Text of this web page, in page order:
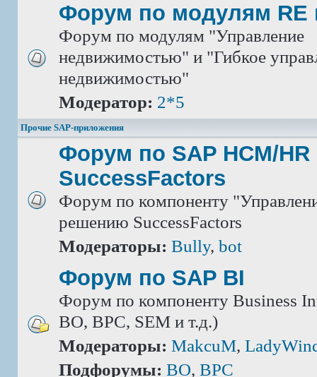
Форум по модулям RE
Форум по модулям "Управление
недвижимостью" и "Гибкое
недвижимостью"
Модератор: 2*5
Прочие SAP-приложения
Форум по SAP HCM/HR
SuccessFactors
Форум по компоненту
решению SuccessFactors
Модераторы: Bully, bot
Форум по SAP BI
Форум по компоненту Business
BO, BPC, SEM и т.д.)
Модераторы: MakcuM,
Подфорумы: BO, BPC